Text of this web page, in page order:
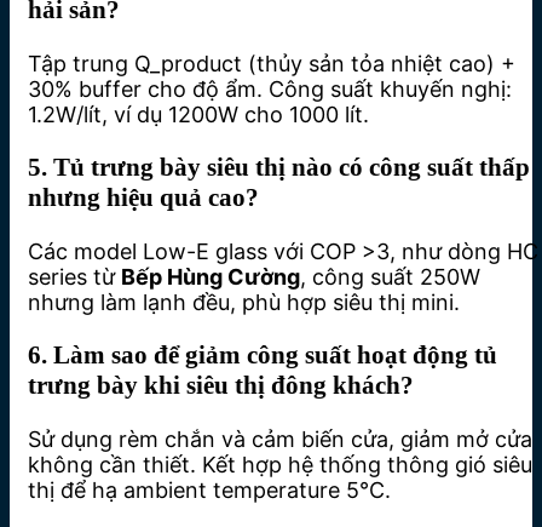
hải sản?
Tập trung Q_product (thủy sản tỏa nhiệt cao) +
30% buffer cho độ ẩm. Công suất khuyến nghị:
1.2W/lít, ví dụ 1200W cho 1000 lít.
5. Tủ trưng bày siêu thị nào có công suất thấp
nhưng hiệu quả cao?
Các model Low-E glass với COP >3, như dòng HC
series từ Bếp Hùng Cường, công suất 250W
nhưng làm lạnh đều, phù hợp siêu thị mini.
6. Làm sao để giảm công suất hoạt động tủ
trưng bày khi siêu thị đông khách?
Sử dụng rèm chắn và cảm biến cửa, giảm mở cửa
không cần thiết. Kết hợp hệ thống thông gió siêu
thị để hạ ambient temperature 5°C.